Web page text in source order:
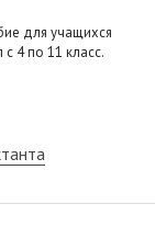
для учащихся
4 по 11 класс.